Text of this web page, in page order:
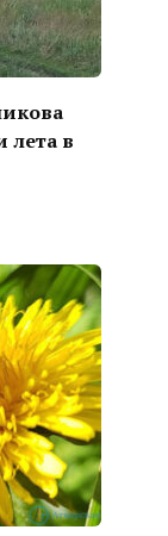
лета в